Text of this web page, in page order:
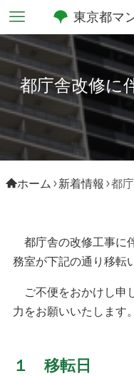
東京都マ
都庁舎改修に
ホーム 新着情報 都
都庁舎の改修工事に
務室が下記の通り移転
ご不便をおかけし申
力をお願いいたします。
１ 移転日